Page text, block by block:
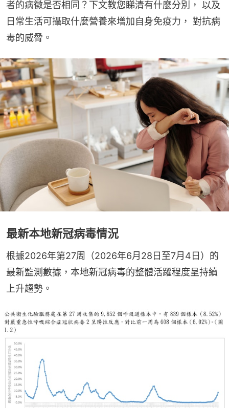
者的病徵是否相同？下文教您睇清有什麼分別， 以及
日常生活可攝取什麼營養來增加自身免疫力， 對抗病
毒的威脅。
最新本地新冠病毒情況
根據2026年第27周（2026年6月28日至7月4日）的
最新監測數據，本地新冠病毒的整體活躍程度呈持續
上升趨勢。